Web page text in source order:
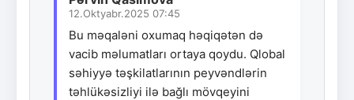
12.Oktyabr.2025 07:45
Bu məqaləni oxumaq həqiqətən də
vacib məlumatları ortaya qoydu. Qlobal
səhiyyə təşkilatlarının peyvəndlərin
təhlükəsizliyi ilə bağlı mövqeyini